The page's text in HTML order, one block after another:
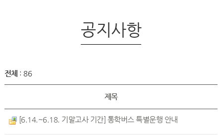
공지사항
전체 : 86
제목
[6.14.~6.18. 기말고사 기간] 통학버스 특별운행 안내